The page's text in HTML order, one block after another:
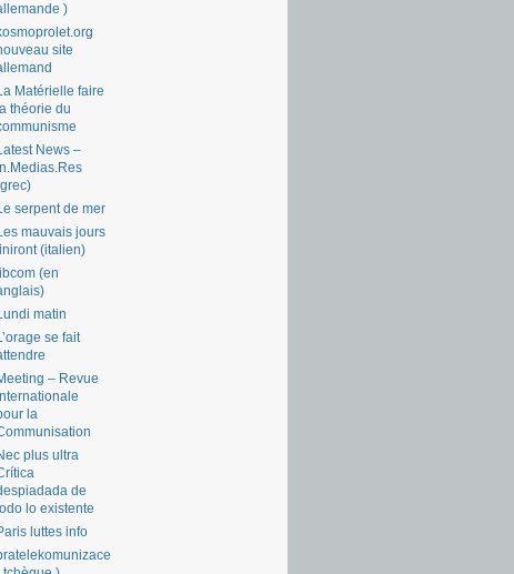
)
site
Matérielle faire
la théorie du
News –
In.Medias.Res
serpent de mer
mauvais jours
(italien)
libcom (en
matin
se fait
– Revue
Internationale
la
plus ultra
de
lo existente
luttes info